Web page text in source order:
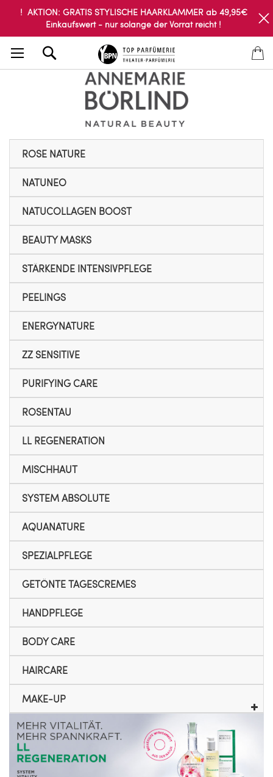
! AKTION: GRATIS STYLISCHE HAARKLAMMER ab 49,95€
Einkaufswert - nur solange der Vorrat reicht !
ROSE NATURE
NATUNEO
NATUCOLLAGEN BOOST
BEAUTY MASKS
STÄRKENDE INTENSIVPFLEGE
PEELINGS
ENERGYNATURE
ZZ SENSITIVE
PURIFYING CARE
ROSENTAU
LL REGENERATION
MISCHHAUT
SYSTEM ABSOLUTE
AQUANATURE
SPEZIALPFLEGE
GETÖNTE TAGESCREMES
HANDPFLEGE
BODY CARE
HAIRCARE
MAKE-UP